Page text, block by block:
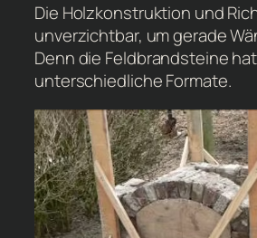
Die Holzkonstruktion und
unverzichtbar, um gerade
Denn die Feldbrandsteine
unterschiedliche Formate.